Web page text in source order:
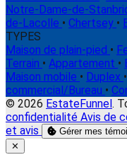
Notre-Dame-de-
de-Lacolle • Chertsey •
TYPES
Maison de plain-pied •
Terrain • Appartement •
Maison mobile • Duplex •
commercial/Bureau •
© 2026 EstateFunnel.
confidentialité Avis de
et avis
Gérer mes
Close
✕